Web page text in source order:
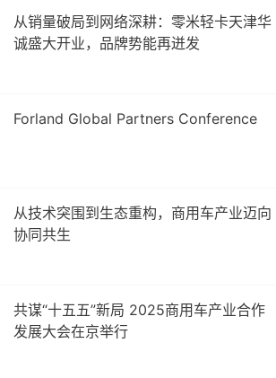
从销量破局到网络深耕：零米轻卡天津华
诚盛大开业，品牌势能再迸发
Forland Global Partners Conference
从技术突围到生态重构，商用车产业迈向
协同共生
共谋“十五五”新局 2025商用车产业合作
发展大会在京举行